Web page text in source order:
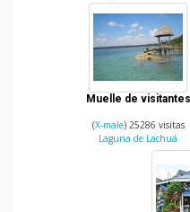
Muelle de visitantes
(X-male) 25286 visitas
Laguna de Lachuá